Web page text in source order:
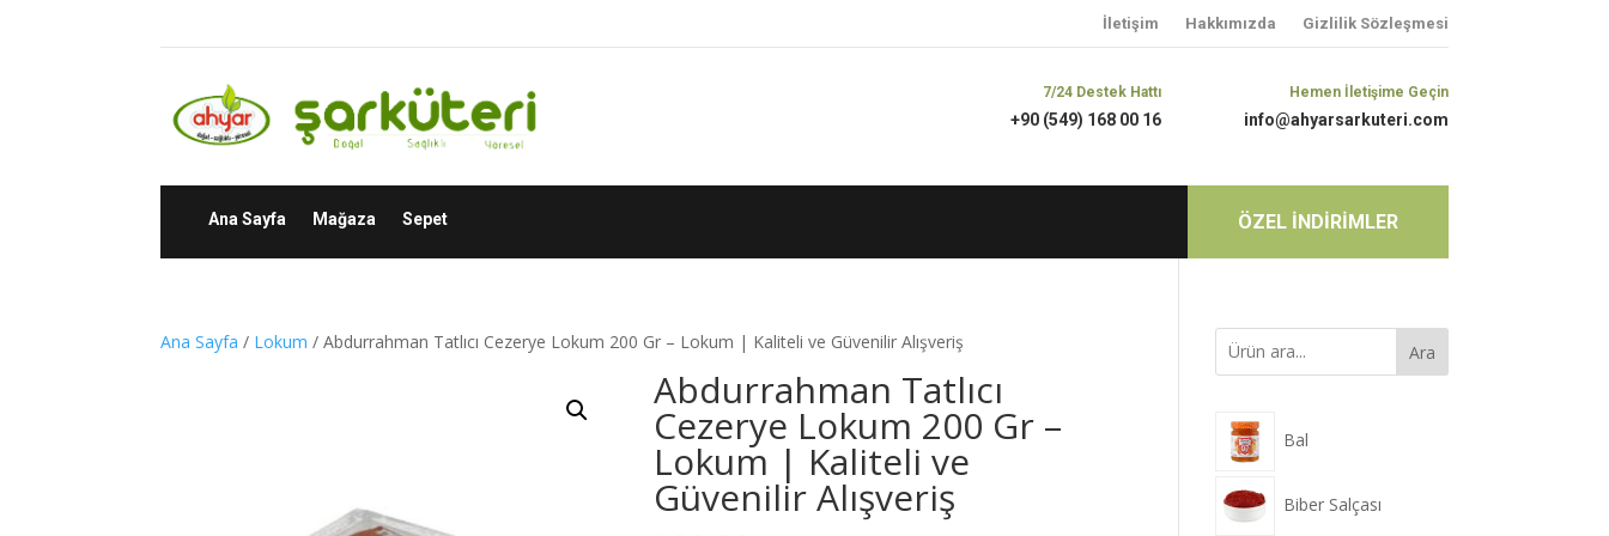
İletişim Hakkımızda Gizlilik Sözleşmesi
7/24 Destek Hattı
+90 (549) 168 00 16
Hemen İletişime Geçin
info@ahyarsarkuteri.com
Ana Sayfa Mağaza Sepet ÖZEL İNDİRİMLER
Ana Sayfa / Lokum / Abdurrahman Tatlıcı Cezerye Lokum 200 Gr – Lokum | Kaliteli ve Güvenilir Alışveriş
Abdurrahman Tatlıcı
Cezerye Lokum 200 Gr –
Lokum | Kaliteli ve
Güvenilir Alışveriş
Ara
Bal
Biber Salçası